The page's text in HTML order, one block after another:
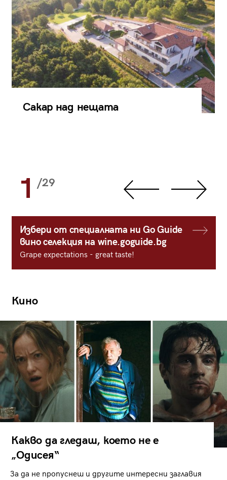
Сакар над нещата
1 /29
Избери от специалната ни Go Guide
вино селекция на wine.goguide.bg
Grape expectations - great taste!
Кино
Какво да гледаш, което не е
„Одисея“
За да не пропуснеш и другите интересни заглавия